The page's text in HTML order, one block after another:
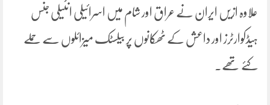
علاوہ ازیں ایران نے عراق اور شام میں اسرائیلی انٹیلی جنس
ہیڈکوارٹرز اور داعش کے ٹھکانوں پر بیلسٹک میزائلوں سے حملے
کئے تھے۔